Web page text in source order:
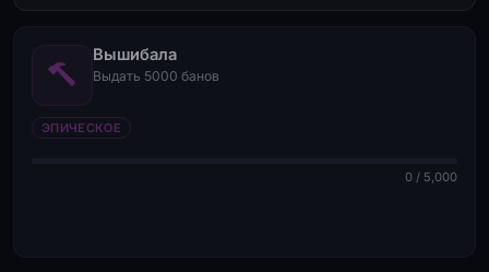
Вышибала
Выдать 5000 банов
ЭПИЧЕСКОЕ
0 / 5,000